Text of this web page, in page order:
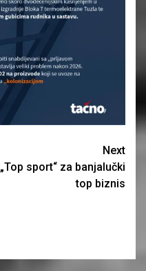
Next
„Top sport“ za banjalučki
top biznis